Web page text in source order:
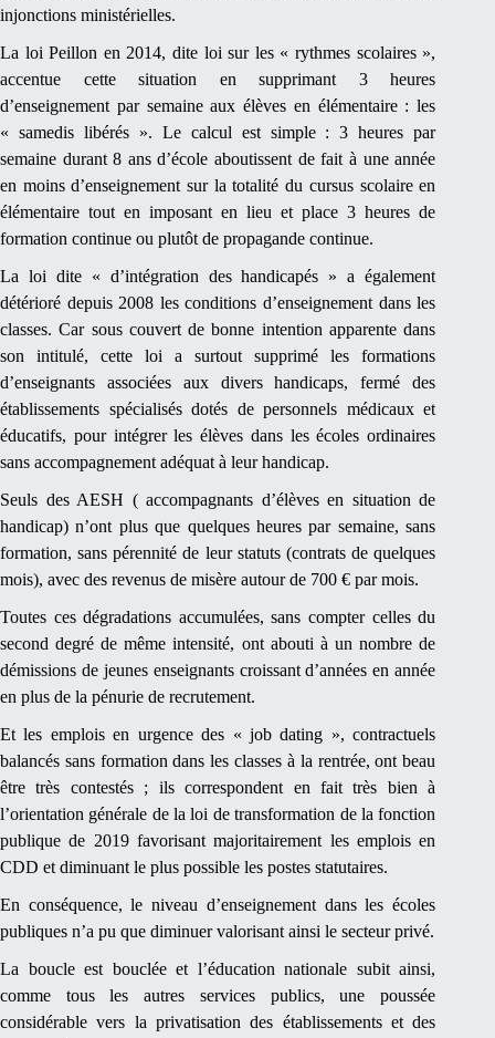
injonctions ministérielles.
La loi Peillon en 2014, dite loi sur les « rythmes scolaires »,
accentue cette situation en supprimant 3 heures
d’enseignement par semaine aux élèves en élémentaire : les
« samedis libérés ». Le calcul est simple : 3 heures par
semaine durant 8 ans d’école aboutissent de fait à une année
en moins d’enseignement sur la totalité du cursus scolaire en
élémentaire tout en imposant en lieu et place 3 heures de
formation continue ou plutôt de propagande continue.
La loi dite « d’intégration des handicapés » a également
détérioré depuis 2008 les conditions d’enseignement dans les
classes. Car sous couvert de bonne intention apparente dans
son intitulé, cette loi a surtout supprimé les formations
d’enseignants associées aux divers handicaps, fermé des
établissements spécialisés dotés de personnels médicaux et
éducatifs, pour intégrer les élèves dans les écoles ordinaires
sans accompagnement adéquat à leur handicap.
Seuls des AESH ( accompagnants d’élèves en situation de
handicap) n’ont plus que quelques heures par semaine, sans
formation, sans pérennité de leur statuts (contrats de quelques
mois), avec des revenus de misère autour de 700 € par mois.
Toutes ces dégradations accumulées, sans compter celles du
second degré de même intensité, ont abouti à un nombre de
démissions de jeunes enseignants croissant d’années en année
en plus de la pénurie de recrutement.
Et les emplois en urgence des « job dating », contractuels
balancés sans formation dans les classes à la rentrée, ont beau
être très contestés ; ils correspondent en fait très bien à
l’orientation générale de la loi de transformation de la fonction
publique de 2019 favorisant majoritairement les emplois en
CDD et diminuant le plus possible les postes statutaires.
En conséquence, le niveau d’enseignement dans les écoles
publiques n’a pu que diminuer valorisant ainsi le secteur privé.
La boucle est bouclée et l’éducation nationale subit ainsi,
comme tous les autres services publics, une poussée
considérable vers la privatisation des établissements et des